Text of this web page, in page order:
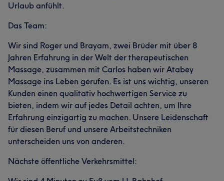
Urlaub anfühlt.
Das Team:
Wir sind Roger und Brayam, zwei Brüder mit über 8
Jahren Erfahrung in der Welt der therapeutischen
Massage, zusammen mit Carlos haben wir Atabey
Massage ins Leben gerufen. Es ist uns wichtig, unseren
Kunden einen qualitativ hochwertigen Service zu
bieten, indem wir auf jedes Detail achten, um Ihre
Erfahrung einzigartig zu machen. Unsere Leidenschaft
für diesen Beruf und unsere Arbeitstechniken
unterscheiden uns von anderen.
Nächste öffentliche Verkehrsmittel: